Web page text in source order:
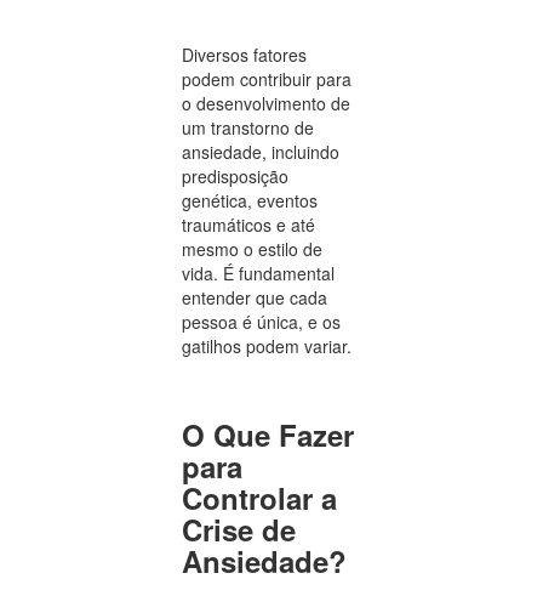
Diversos fatores
podem contribuir para
o desenvolvimento de
um transtorno de
ansiedade, incluindo
predisposição
genética, eventos
traumáticos e até
mesmo o estilo de
vida. É fundamental
entender que cada
pessoa é única, e os
gatilhos podem variar.
O Que Fazer
para
Controlar a
Crise de
Ansiedade?